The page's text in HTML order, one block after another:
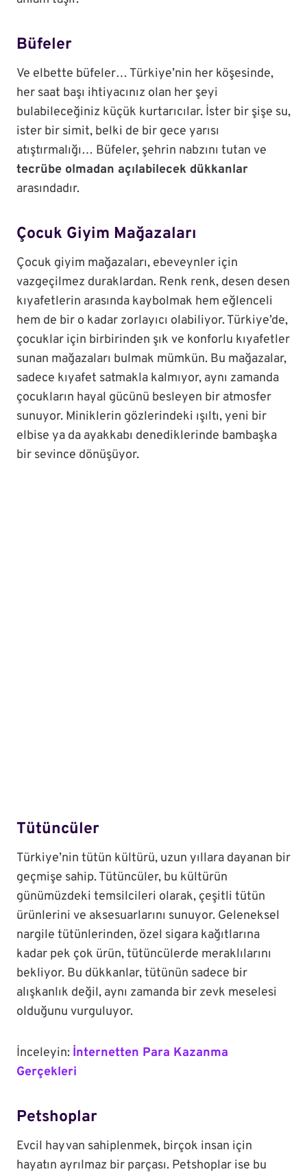
Büfeler
Ve elbette büfeler… Türkiye’nin her köşesinde,
her saat başı ihtiyacınız olan her şeyi
bulabileceğiniz küçük kurtarıcılar. İster bir şişe su,
ister bir simit, belki de bir gece yarısı
atıştırmalığı… Büfeler, şehrin nabzını tutan ve
tecrübe olmadan açılabilecek dükkanlar
arasındadır.
Çocuk Giyim Mağazaları
Çocuk giyim mağazaları, ebeveynler için
vazgeçilmez duraklardan. Renk renk, desen desen
kıyafetlerin arasında kaybolmak hem eğlenceli
hem de bir o kadar zorlayıcı olabiliyor. Türkiye’de,
çocuklar için birbirinden şık ve konforlu kıyafetler
sunan mağazaları bulmak mümkün. Bu mağazalar,
sadece kıyafet satmakla kalmıyor, aynı zamanda
çocukların hayal gücünü besleyen bir atmosfer
sunuyor. Miniklerin gözlerindeki ışıltı, yeni bir
elbise ya da ayakkabı denediklerinde bambaşka
bir sevince dönüşüyor.
Tütüncüler
Türkiye’nin tütün kültürü, uzun yıllara dayanan bir
geçmişe sahip. Tütüncüler, bu kültürün
günümüzdeki temsilcileri olarak, çeşitli tütün
ürünlerini ve aksesuarlarını sunuyor. Geleneksel
nargile tütünlerinden, özel sigara kağıtlarına
kadar pek çok ürün, tütüncülerde meraklılarını
bekliyor. Bu dükkanlar, tütünün sadece bir
alışkanlık değil, aynı zamanda bir zevk meselesi
olduğunu vurguluyor.
İnceleyin: İnternetten Para Kazanma
Gerçekleri
Petshoplar
Evcil hayvan sahiplenmek, birçok insan için
hayatın ayrılmaz bir parçası. Petshoplar ise bu